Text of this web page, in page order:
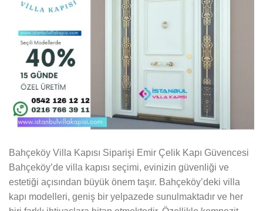
Bahçeköy Villa Kapısı Siparişi Emir Çelik Kapı Güvencesi
Bahçeköy’de villa kapısı seçimi, evinizin güvenliği ve
estetiği açısından büyük önem taşır. Bahçeköy’deki villa
kapı modelleri, geniş bir yelpazede sunulmaktadır ve her